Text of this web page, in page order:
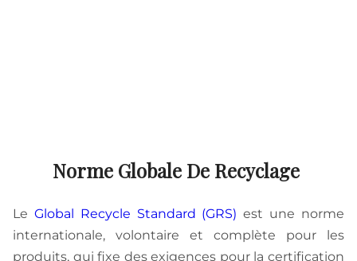
Norme Globale De Recyclage
Le Global Recycle Standard (GRS) est une norme
internationale, volontaire et complète pour les
produits, qui fixe des exigences pour la certification